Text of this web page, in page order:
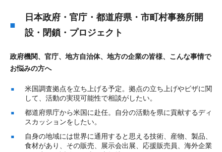
日本政府・官庁・都道府県・市町村事務所開
設・閉鎖・プロジェクト
政府機関、官庁、地方自治体、地方の企業の皆様、こんな事情で
お悩みの方へ
米国調査拠点を立ち上げる予定。拠点の立ち上げやビザに関
して、活動の実現可能性で相談がしたい。
都道府県庁から米国に赴任。自分の活動を県に貢献するディ
スカッションをしたい。
自身の地域には世界に通用すると思える技術、産物、製品、
食材があり、その販売、展示会出展、応援販売員、海外企業